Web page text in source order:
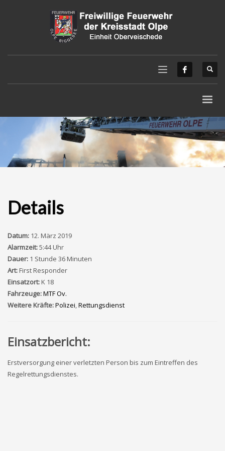
Details
Datum: 12. März 2019
Alarmzeit:5:44 Uhr
Dauer: 1 Stunde 36 Minuten
Art:First Responder
Einsatzort:K 18
Fahrzeuge:MTF Ov.
Weitere Kräfte:Polizei,Rettungsdienst
Einsatzbericht:
Erstversorgung einer verletzten Person bis zum Eintreffen des
Regelrettungsdienstes.